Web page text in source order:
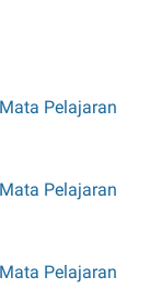
Pelajaran
Pelajaran
Pelajaran